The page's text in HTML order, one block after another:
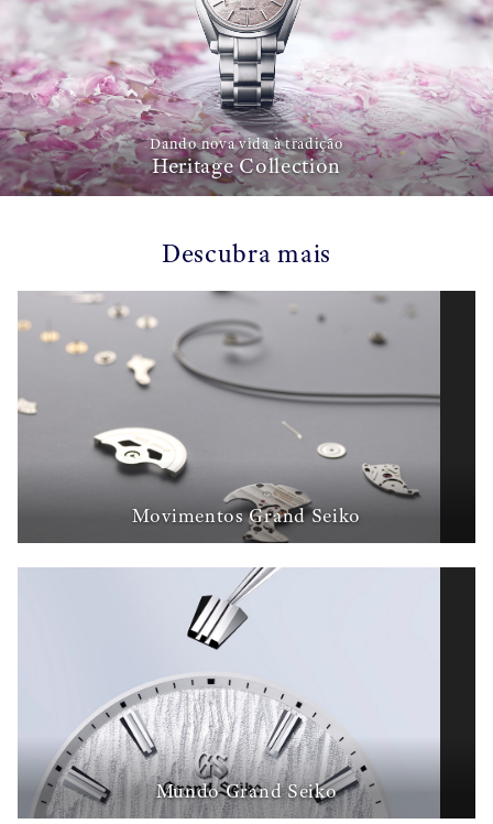
Dando nova vida à tradição
Heritage Collection
Descubra mais
Movimentos Grand Seiko
Mundo Grand Seiko